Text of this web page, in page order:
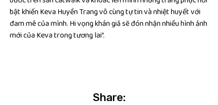
bật khiến Keva Huyền Trang vô cùng tự tin và nhiệt huyết với
đam mê của mình. Hi vọng khán giả sẽ đón nhận nhiều hình ảnh
mới của Keva trong tương lai”.
Share: